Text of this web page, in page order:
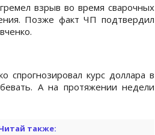
взрыв во время сварочных
Позже факт ЧП подтвердил
спрогнозировал курс доллара в
А на протяжении недели
также: